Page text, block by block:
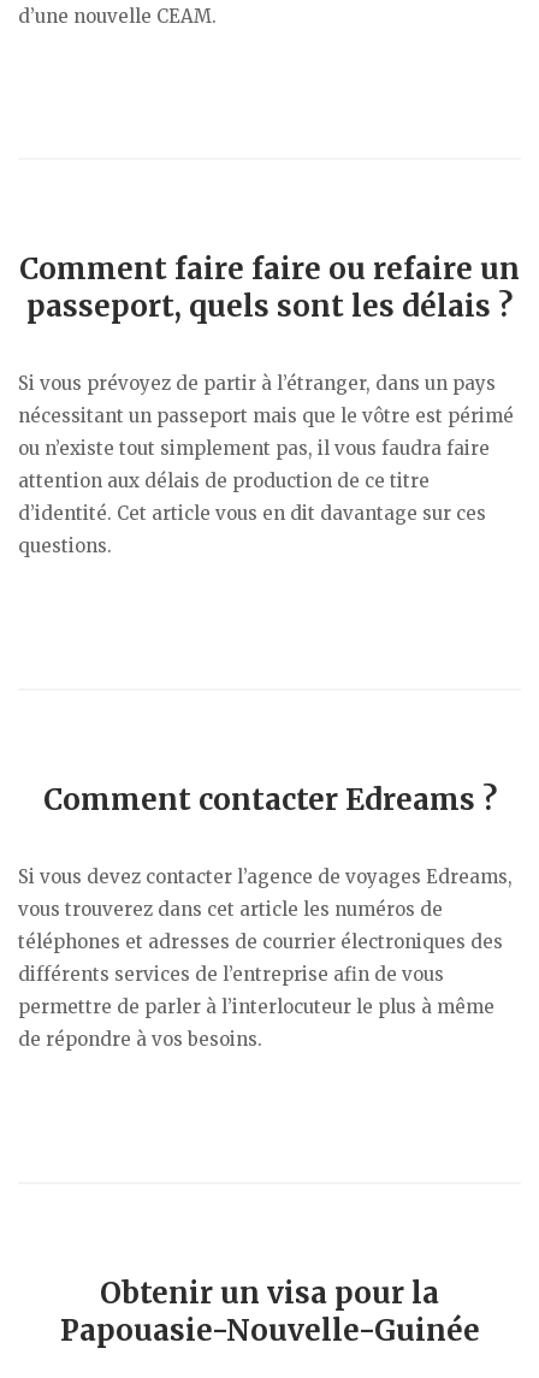
d’une nouvelle CEAM.
Comment faire faire ou refaire un
passeport, quels sont les délais ?
Si vous prévoyez de partir à l’étranger, dans un pays
nécessitant un passeport mais que le vôtre est périmé
ou n’existe tout simplement pas, il vous faudra faire
attention aux délais de production de ce titre
d’identité. Cet article vous en dit davantage sur ces
questions.
Comment contacter Edreams ?
Si vous devez contacter l’agence de voyages Edreams,
vous trouverez dans cet article les numéros de
téléphones et adresses de courrier électroniques des
différents services de l’entreprise afin de vous
permettre de parler à l’interlocuteur le plus à même
de répondre à vos besoins.
Obtenir un visa pour la
Papouasie-Nouvelle-Guinée